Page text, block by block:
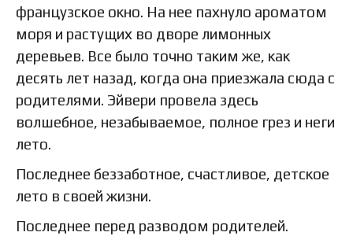
французское окно. На нее пахнуло ароматом
моря и растущих во дворе лимонных
деревьев. Все было точно таким же, как
десять лет назад, когда она приезжала сюда с
родителями. Эйвери провела здесь
волшебное, незабываемое, полное грез и неги
лето.
Последнее беззаботное, счастливое, детское
лето в своей жизни.
Последнее перед разводом родителей.